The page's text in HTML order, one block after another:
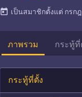
today เป็นสมาชิกตั้งแต่ กรก
ภาพรวม กระทู้ที่
กระทู้ที่ตั้ง